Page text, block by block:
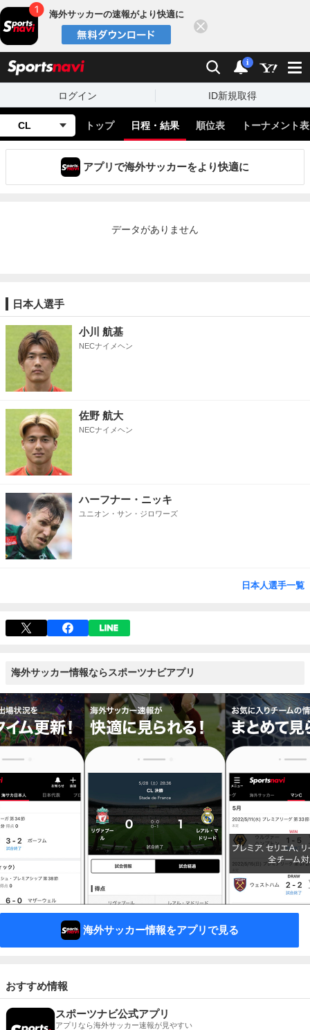
海外サッカーの速報がより快適に
検索 通知
i
ログイン ID新規取得
CL トップ 日程・結果 順位表 トーナメント表
アプリで海外サッカーをより快適に
データがありません
日本人選手
小川 航基
NECナイメヘン
佐野 航大
NECナイメヘン
ハーフナー・ニッキ
ユニオン・サン・ジロワーズ
日本人選手一覧
海外サッカー情報ならスポーツナビアプリ
海外サッカー情報をアプリで見る
おすすめ情報
スポーツナビ公式アプリ
アプリなら海外サッカー速報が見やすい